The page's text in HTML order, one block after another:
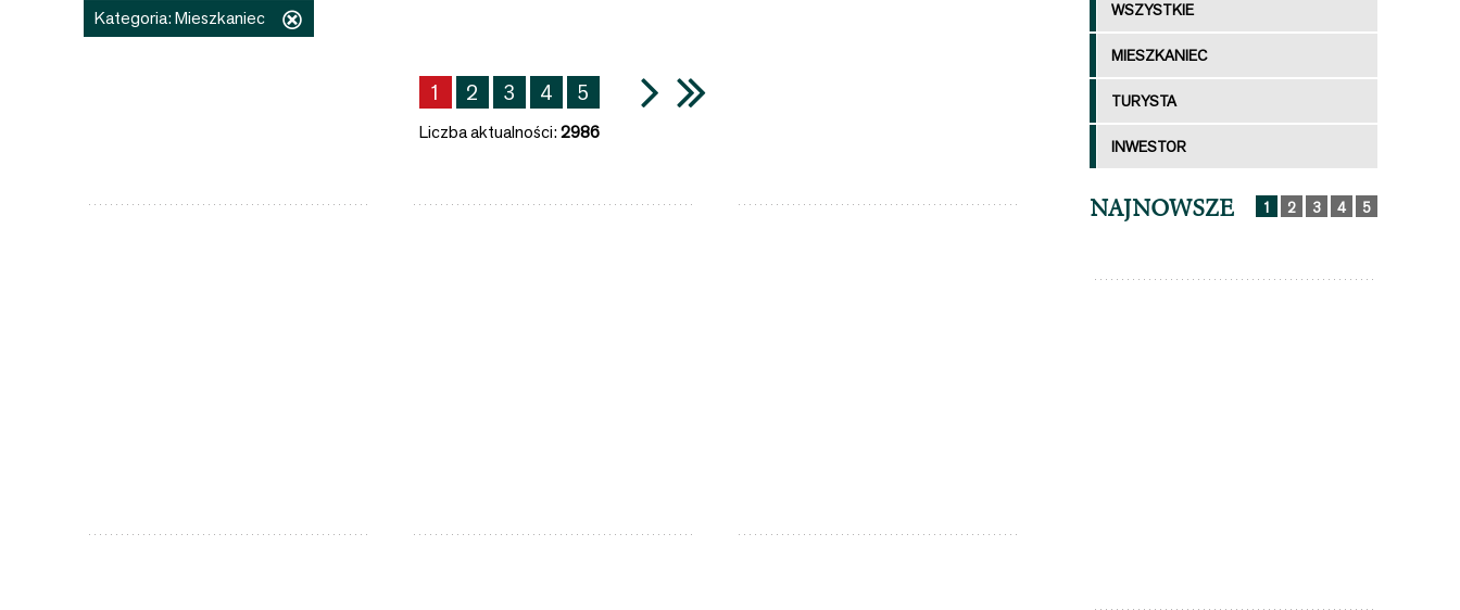
Kategoria:Mieszkaniec
1 2 3 4 5
Liczba aktualności:2986
WSZYSTKIE
MIESZKANIEC
TURYSTA
INWESTOR
NAJNOWSZE 1 2 3 4 5